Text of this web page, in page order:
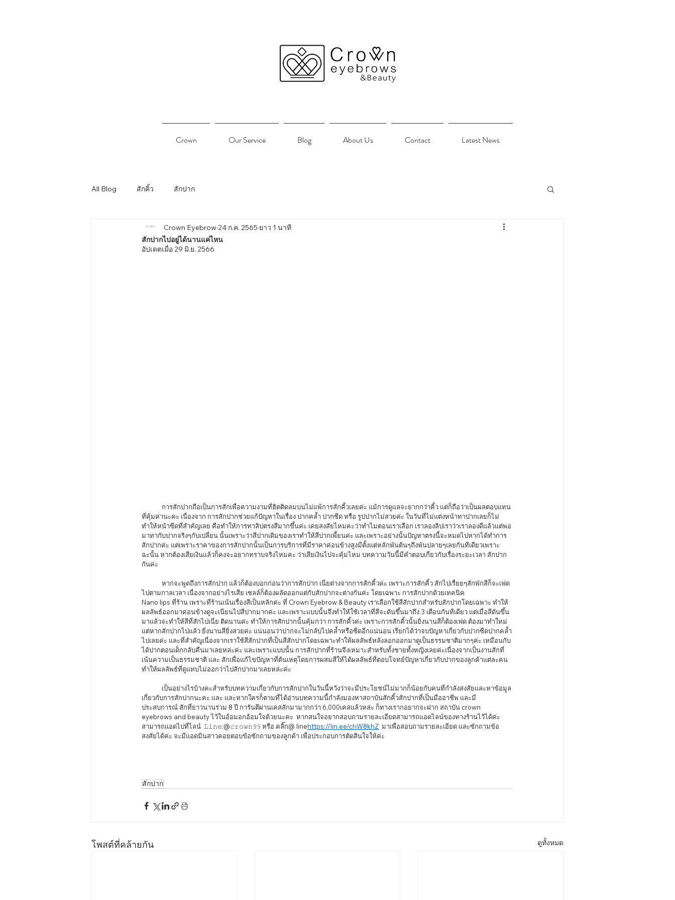
Crown Our Service Blog About Us Contact Latest News
All Blog สักคิ้ว สักปาก
สักปากไปอยู่ได้นานแค่ไหน
Crown Eyebrow 24 ก.ค. 2565 ยาว 1 นาที
อัปเดตเมื่อ29 มิ.ย. 2566
ที่คุ้มค่านะคะ เนื่องจาก การสักปากช่วยแก้ปัญหาในเรื่อง ปากคล้ำ ปากซีด หรือ รูปปากไม่สวยค่ะ ในวันที่ไม่แต่งหน้าทาปากเลยก็ไม่
ทำให้หน้าซีดที่สำคัญเลย คือทำให้การทาลิปตรงสีมากขึ้นค่ะ เคยสงสัยไหมคะว่าทำไมตอนเราเลือก เราลองลิปเราว่าเราลองดีแล้วแต่พอ
มาทากับปากจริงๆกับเปลี่ยน นั้นเพราะว่าสีปากเดิมของเราทำให้สีปากเพี้ยนค่ะ และเพราะอย่างนั้นปัญหาตรงนี้จะหมดไปหากได้ทำการ
สักปากค่ะ แต่เพราะราคาของการสักปากนั้นเป็นการบริการที่มีราคาค่อนข้างสูงมีตั้งแต่หลักพันต้นๆถึงพันปลายๆเลยกันทีเดียวเพราะ
ฉะนั้น หากต้องเสียเงินแล้วก็คงจะอยากทราบจริงไหมคะ ว่าเสียเงินไปจะคุ้มไหม บทความวันนี้มีคำตอบเกี่ยวกับเรื่องระยะเวลา สักปาก
กันค่ะ
ไปตามกาลเวลา เนื่องจากอย่างไรเสีย เซลล์ก็ต้องผลัดออกแต่กับสักปากจะต่างกันค่ะ โดยเฉพาะ การสักปากด้วยเทคนิค
Nano lips ที่ร้าน เพราะที่ร้านเน้นเรื่องสีเป็นหลักค่ะ ที่ Crown Eyebrow & Beauty เราเลือกใช้สีสักปากสำหรับสักปากโดยเฉพาะ ทำให้
ผลลัพธ์ออกมาค่อนข้างดูจะเนียนไปสีปากมากค่ะ และเพราะแบบนั้นจึงทำให้ใช้เวลาที่สีจะดันขึ้นมาถึง 3 เดือนกันทีเดียว แต่เมื่อสีดันขึ้น
มาแล้วจะทำให้สีที่สักไปเนี่ย ติดนานค่ะ ทำให้การสักปากนั้นคุ้มกว่า การสักคิ้วค่ะ เพราะการสักคิ้วนั้นยิ่งนานสีก็ต้องเฟด ต้องมาทำใหม่
แต่หากสักปากไปแล้ว ยิ่งนานสียิ่งสวยค่ะ แน่นอนว่าปากจะไม่กลับไปคล้ำหรือซีดอีกแน่นอน เรียกได้ว่าจบปัญหาเกี่ยวกับปากซีดปากคล้ำ
ไปเลยค่ะ และที่สำคัญเนื่องจากเราใช้สีสักปากที่เป็นสีสักปากโดยเฉพาะทำให้ผลลัพธ์หลังลอกออกมาดูเป็นธรรมชาติมากๆค่ะ เหมือนกับ
ได้ปากตอนเด็กกลับคืนมาเลยหล่ะค่ะ และเพราะแบบนั้น การสักปากที่ร้านจึงเหมาะสำหรับทั้งชายทั้งหญิงเลยค่ะเนื่องจากเป็นงานสักที่
เน้นความเป็นธรรมชาติ และ สักเพื่อแก้ไขปัญหาที่ต้นเหตุโดยการผสมสีให้ได้ผลลัพธ์ที่ตอบโจทย์ปัญหาเกี่ยวกับปากของลูกค้าแต่ละคน
ทำให้ผลลัพธ์ที่ดูแทบไม่ออกว่าไปสักปากมาเลยหล่ะค่ะ
เกี่ยวกับการสักปากนะคะ และ และหากใครก็ตามที่ได้อ่านบทความนี้กำลังมองหาสถาบันสักคิ้วสักปากที่เป็นมืออาชีพ และมี
ประสบการณ์ สักที่ยาวนานร่วม 8 ปี การันตีผ่านเคสสักมามากกว่า 6,000เคสแล้วหล่ะ ก็ทางเรากอยากจะฝาก สถาบัน crown
eyebrows and beauty ไว้ในอ้อมอกอ้อมใจด้วยนะคะ  หากสนใจอยากสอบถามรายละเอียดสามารถแอดไลน์ของทางร้านไว้ได้ค่ะ
สามารถแอดไปที่ไลน์  𝙻𝚒𝚗𝚎:@𝚌𝚛𝚘𝚠𝚗𝟿𝟿 หรือ คลิ๊ก@ linehttps://lin.ee/chW8khZ
  มาเพื่อสอบถามรายละเอียด และซักถามข้อ
สงสัยได้ค่ะ จะมีแอดมินสาวคอยตอบข้อซักถามของลูกค้า เพื่อประกอบการตัดสินใจให้ค่ะ
สักปาก
โพสต์ที่คล้ายกัน ดูทั้งหมด